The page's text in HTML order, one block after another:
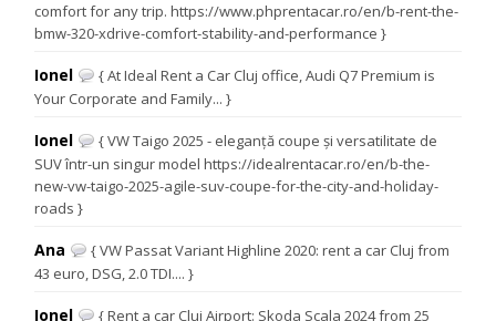
comfort for any trip. https://www.phprentacar.ro/en/b-rent-the-
bmw-320-xdrive-comfort-stability-and-performance }
Ionel
{ At Ideal Rent a Car Cluj office, Audi Q7 Premium is
Your Corporate and Family... }
Ionel
{ VW Taigo 2025 - eleganță coupe și versatilitate de
SUV într-un singur model https://idealrentacar.ro/en/b-the-
new-vw-taigo-2025-agile-suv-coupe-for-the-city-and-holiday-
roads }
Ana
{ VW Passat Variant Highline 2020: rent a car Cluj from
43 euro, DSG, 2.0 TDI.... }
Ionel
{ Rent a car Cluj Airport: Skoda Scala 2024 from 25